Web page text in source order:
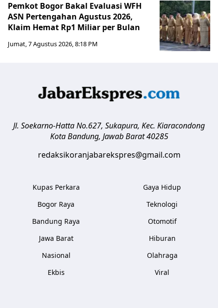
Pemkot Bogor Bakal Evaluasi WFH
ASN Pertengahan Agustus 2026,
Klaim Hemat Rp1 Miliar per Bulan
Jumat, 7 Agustus 2026, 8:18 PM
Jl. Soekarno-Hatta No.627, Sukapura, Kec. Kiaracondong
Kota Bandung, Jawab Barat 40285
redaksikoranjabarekspres@gmail.com
Kupas Perkara
Bogor Raya
Bandung Raya
Jawa Barat
Nasional
Ekbis
Gaya Hidup
Teknologi
Otomotif
Hiburan
Olahraga
Viral